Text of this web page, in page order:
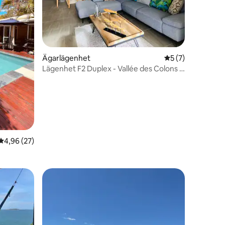
av 5 i genomsnittligt betyg, 27 omdömen
4,96 (27)
Ägarlägenhet 5 av 5 i
5 (7)
Lägenhet F2 Duplex - Vallée des Colons -